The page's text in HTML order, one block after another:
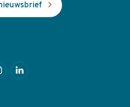
Linkedin